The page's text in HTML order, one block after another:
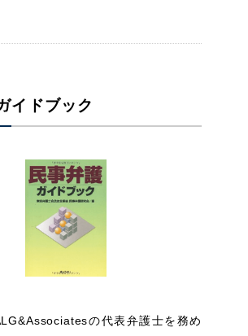
イドブック
の代表弁護士を務め